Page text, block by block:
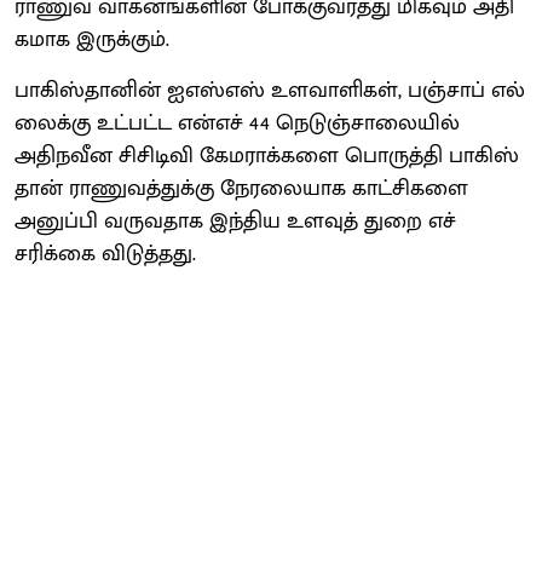
க​மாக இருக்​கும்.
பாகிஸ்​தானின் ஐஎஸ்​எஸ் உளவாளி​கள், பஞ்​சாப் எல்​
லைக்கு உட்​பட்ட என்​எச் 44 நெடுஞ்​சாலை​யில்
அதிநவீன சிசிடிவி கேம​ராக்​களை பொருத்தி பாகிஸ்​
தான் ராணுவத்​துக்கு நேரலை​யாக காட்​சிகளை
அனுப்பி வரு​வ​தாக இந்​திய உளவுத் துறை எச்​
சரிக்கை விடுத்​தது.